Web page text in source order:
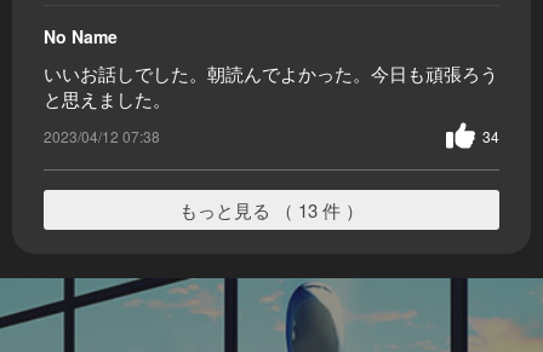
No Name
いいお話しでした。朝読んでよかった。今日も頑張ろう
と思えました。
2023/04/12 07:38 34
もっと見る （ 13 件 ）